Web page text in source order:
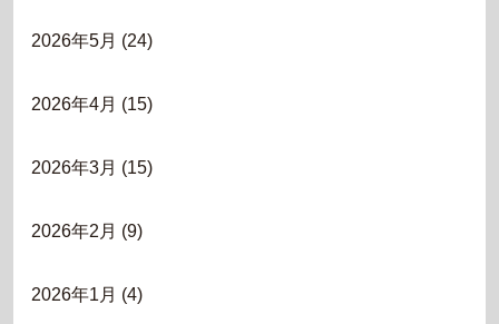
2026年5月 (24)
2026年4月 (15)
2026年3月 (15)
2026年2月 (9)
2026年1月 (4)